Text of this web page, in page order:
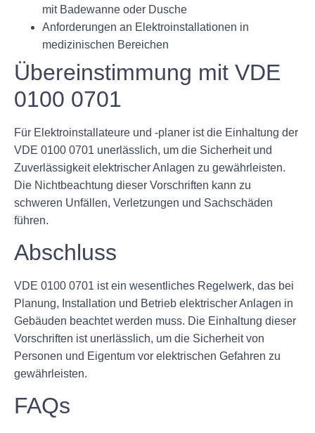
mit Badewanne oder Dusche
Anforderungen an Elektroinstallationen in
medizinischen Bereichen
Übereinstimmung mit VDE
0100 0701
Für Elektroinstallateure und -planer ist die Einhaltung der
VDE 0100 0701 unerlässlich, um die Sicherheit und
Zuverlässigkeit elektrischer Anlagen zu gewährleisten.
Die Nichtbeachtung dieser Vorschriften kann zu
schweren Unfällen, Verletzungen und Sachschäden
führen.
Abschluss
VDE 0100 0701 ist ein wesentliches Regelwerk, das bei
Planung, Installation und Betrieb elektrischer Anlagen in
Gebäuden beachtet werden muss. Die Einhaltung dieser
Vorschriften ist unerlässlich, um die Sicherheit von
Personen und Eigentum vor elektrischen Gefahren zu
gewährleisten.
FAQs